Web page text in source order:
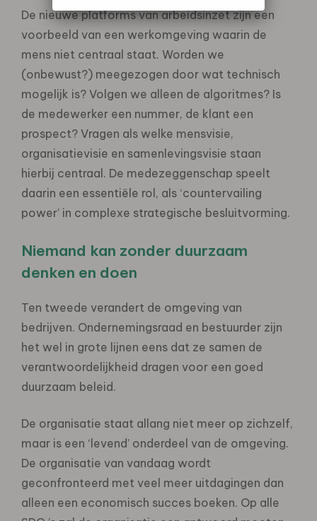
De nieuwe platforms van arbeidsinzet zijn een
voorbeeld van een werkomgeving waarin de
mens niet centraal staat. Worden we
(onbewust?) meegezogen door wat technisch
mogelijk is? Volgen we alleen de algoritmes? Is
de medewerker een nummer, de klant een
prospect? Vragen als welke mensvisie,
organisatievisie en samenlevingsvisie staan
hierbij centraal. De medezeggenschap speelt
daarin een essentiële rol, als ‘countervailing
power’ in complexe strategische besluitvorming.
Niemand kan zonder duurzaam
denken en doen
Ten tweede verandert de omgeving van
bedrijven. Ondernemingsraad en bestuurder zijn
het wel in grote lijnen eens dat ze samen de
verantwoordelijkheid dragen voor een goed
duurzaam beleid.
De organisatie staat allang niet meer op zichzelf,
maar is een ‘levend’ onderdeel van de omgeving.
De organisatie van vandaag wordt
geconfronteerd met veel meer uitdagingen dan
alleen een economisch succes boeken. Op alle